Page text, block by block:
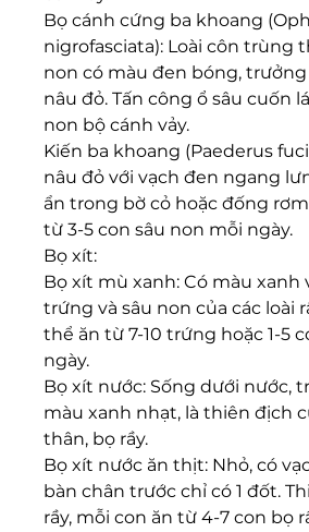
Bọ cánh cứng ba khoang
nigrofasciata): Loài côn trùng
non có màu đen bóng,
nâu đỏ. Tấn công ổ sâu cuốn
non bộ cánh vảy.
Kiến ba khoang (Paederus
nâu đỏ với vạch đen ngang
ẩn trong bờ cỏ hoặc đống
từ 3-5 con sâu non mỗi ngày.
Bọ xít:
Bọ xít mù xanh: Có màu xanh
trứng và sâu non của các loài
thể ăn từ 7-10 trứng hoặc 1-5
ngày.
Bọ xít nước: Sống dưới nước,
màu xanh nhạt, là thiên địch
thân, bọ rầy.
Bọ xít nước ăn thịt: Nhỏ, có
bàn chân trước chỉ có 1 đốt.
rầy, mỗi con ăn từ 4-7 con bọ